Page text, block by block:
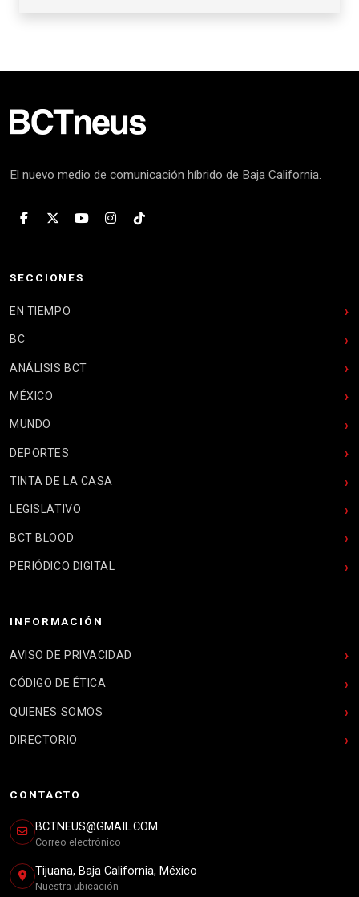
El nuevo medio de comunicación híbrido de Baja California.
SECCIONES
EN TIEMPO
BC
ANÁLISIS BCT
MÉXICO
MUNDO
DEPORTES
TINTA DE LA CASA
LEGISLATIVO
BCT BLOOD
PERIÓDICO DIGITAL
INFORMACIÓN
AVISO DE PRIVACIDAD
CÓDIGO DE ÉTICA
QUIENES SOMOS
DIRECTORIO
CONTACTO
BCTNEUS@GMAIL.COM
Correo electrónico
Tijuana, Baja California, México
Nuestra ubicación